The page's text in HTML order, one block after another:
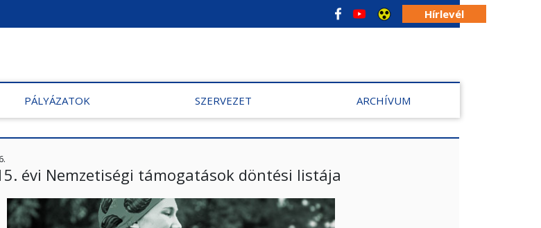
Hírlevél
PÁLYÁZATOK SZERVEZET ARCHÍVUM
évi Nemzetiségi támogatások döntési listája